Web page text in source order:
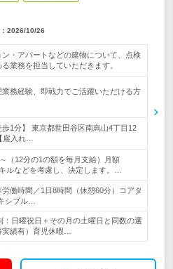
2026/10/26
・アパートなどの建物について、点検
業務を担当していただきます。
業務経験、即戦力でご活躍いただける方
歩1分】 東京都世田谷区南烏山4丁目12
雇入れ…
（12分の1の額を毎月支給）月額
ルなどを考慮し、決定します。…
働時間／1日8時間（休憩60分）コアタ
シブル…
：日曜祝日＋その月の土曜日と同数の選
績有）育児休暇…